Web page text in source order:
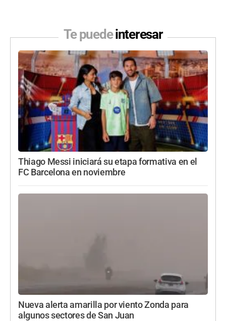
Te puedeinteresar
Thiago Messi iniciará su etapa formativa en el
FC Barcelona en noviembre
Nueva alerta amarilla por viento Zonda para
algunos sectores de San Juan